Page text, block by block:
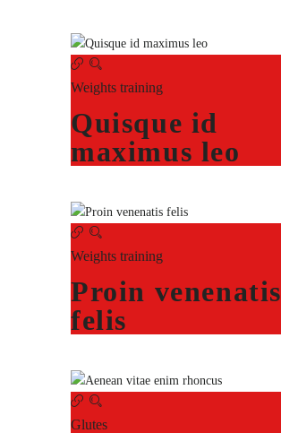
Weights training
Quisque id
maximus leo
Weights training
Proin venenatis
felis
Glutes